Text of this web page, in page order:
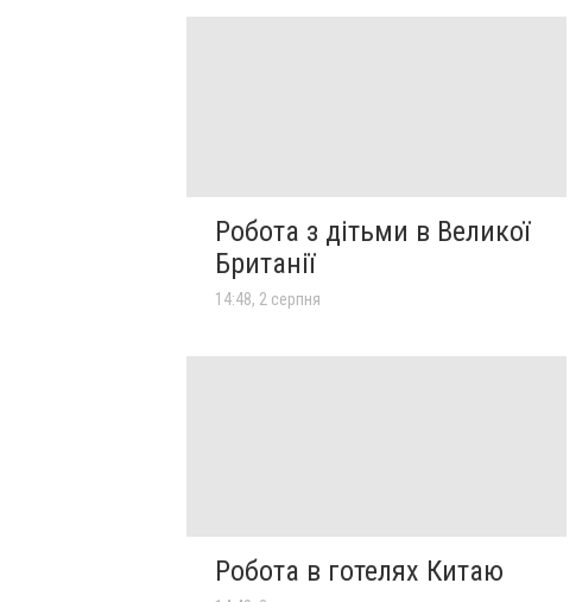
Робота з дітьми в Великої
Британії
14:48, 2 серпня
Робота в готелях Китаю